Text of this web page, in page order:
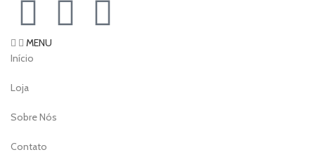
MENU
Início
Loja
Sobre Nós
Contato